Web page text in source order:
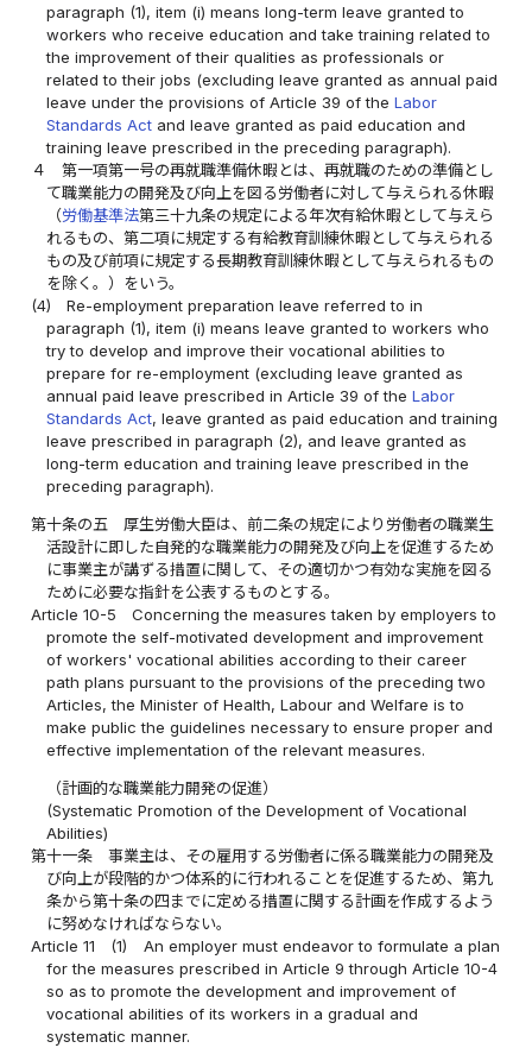
paragraph (1), item (i) means long-term leave granted to
workers who receive education and take training related to
the improvement of their qualities as professionals or
related to their jobs (excluding leave granted as annual paid
leave under the provisions of Article 39 of theLabor
Standards Act and leave granted as paid education and
training leave prescribed in the preceding paragraph).
４
第一項第一号の再就職準備休暇とは、再就職のための準備とし
て職業能力の開発及び向上を図る労働者に対して与えられる休暇
（労働基準法第三十九条の規定による年次有給休暇として与えら
れるもの、第二項に規定する有給教育訓練休暇として与えられる
もの及び前項に規定する長期教育訓練休暇として与えられるもの
を除く。）をいう。
(4)
Re-employment preparation leave referred to in
paragraph (1), item (i) means leave granted to workers who
try to develop and improve their vocational abilities to
prepare for re-employment (excluding leave granted as
annual paid leave prescribed in Article 39 of theLabor
Standards Act, leave granted as paid education and training
leave prescribed in paragraph (2), and leave granted as
long-term education and training leave prescribed in the
preceding paragraph).
第十条の五
厚生労働大臣は、前二条の規定により労働者の職業生
活設計に即した自発的な職業能力の開発及び向上を促進するため
に事業主が講ずる措置に関して、その適切かつ有効な実施を図る
ために必要な指針を公表するものとする。
Article 10-5
Concerning the measures taken by employers to
promote the self-motivated development and improvement
of workers' vocational abilities according to their career
path plans pursuant to the provisions of the preceding two
Articles, the Minister of Health, Labour and Welfare is to
make public the guidelines necessary to ensure proper and
effective implementation of the relevant measures.
（計画的な職業能力開発の促進）
(Systematic Promotion of the Development of Vocational
Abilities)
第十一条
事業主は、その雇用する労働者に係る職業能力の開発及
び向上が段階的かつ体系的に行われることを促進するため、第九
条から第十条の四までに定める措置に関する計画を作成するよう
に努めなければならない。
Article 11
(1)
An employer must endeavor to formulate a plan
for the measures prescribed in Article 9 through Article 10-4
so as to promote the development and improvement of
vocational abilities of its workers in a gradual and
systematic manner.